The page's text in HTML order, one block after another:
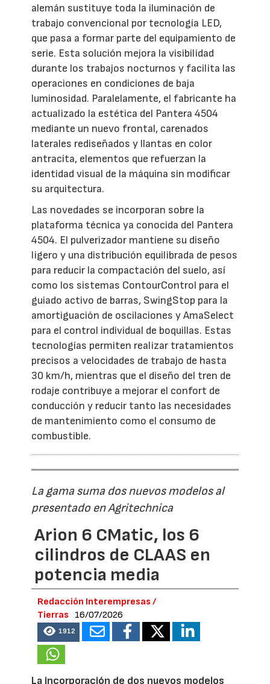
alemán sustituye toda la iluminación de
trabajo convencional por tecnología LED,
que pasa a formar parte del equipamiento de
serie. Esta solución mejora la visibilidad
durante los trabajos nocturnos y facilita las
operaciones en condiciones de baja
luminosidad. Paralelamente, el fabricante ha
actualizado la estética del Pantera 4504
mediante un nuevo frontal, carenados
laterales rediseñados y llantas en color
antracita, elementos que refuerzan la
identidad visual de la máquina sin modificar
su arquitectura.
Las novedades se incorporan sobre la
plataforma técnica ya conocida del Pantera
4504. El pulverizador mantiene su diseño
ligero y una distribución equilibrada de pesos
para reducir la compactación del suelo, así
como los sistemas ContourControl para el
guiado activo de barras, SwingStop para la
amortiguación de oscilaciones y AmaSelect
para el control individual de boquillas. Estas
tecnologías permiten realizar tratamientos
precisos a velocidades de trabajo de hasta
30 km/h, mientras que el diseño del tren de
rodaje contribuye a mejorar el confort de
conducción y reducir tanto las necesidades
de mantenimiento como el consumo de
combustible.
La gama suma dos nuevos modelos al
presentado en Agritechnica
Arion 6 CMatic, los 6
cilindros de CLAAS en
potencia media
Redacción Interempresas /
Tierras
16/07/2026
1912
La incorporación de dos nuevos modelos